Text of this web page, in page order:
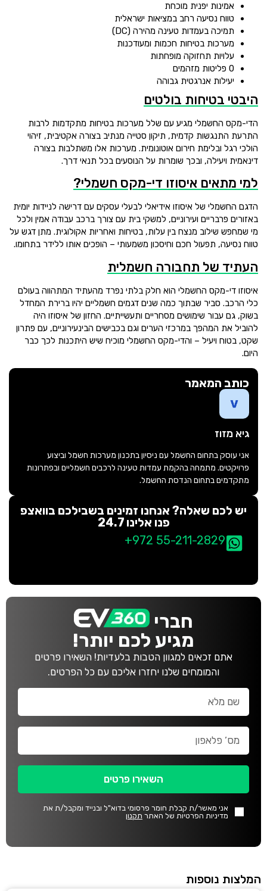
אמינות יפנית מוכחת
טווח נסיעה רחב במציאות ישראלית
תמיכה בעמדות טעינה מהירה (DC)
מערכות בטיחות חכמות ומעודכנות
עלויות תחזוקה מופחתות
0 פליטות מזהמים
יעילות אנרגטית גבוהה
היבטי בטיחות בולטים
הדי-מקס החשמלי מגיע עם שלל מערכות בטיחות מתקדמות לרבות
התרעת התנגשות קדמית, תיקון סטייה מנתיב בצורה אקטיבית, זיהוי
הולכי רגל ובלימת חירום אוטונומית. מערכות אלו משתלבות בצורה
דינאמית ויעילה, ובכך שומרות על הנוסעים בכל תנאי דרך.
למי מתאים איסוזו די-מקס חשמלי?
הדגם החשמלי של איסוזו אידיאלי לבעלי עסקים עם דרישה לניידות יומית
באזורים פרבריים ועירוניים, למשקי בית עם צורך ברכב עבודה אמין ולכל
מי שמחפש שילוב מנצח בין עלות, בטיחות ואחריות אקולוגית. מתן דגש על
טווח נסיעה, תפעול חכם וחיסכון משמעותי – הופכים אותו ללידר בתחומו.
העתיד של תחבורה חשמלית
איסוזו די-מקס החשמלי הוא חלק בלתי נפרד מהעתיד המתהווה בעולם
כלי הרכב. סביר שבתוך כמה שנים דגמים חשמליים יהיו ברירת המחדל
בשוק, גם עבור שימושים מסחריים ותעשייתיים. החזון של איסוזו היה
להוביל את המהפך במרכזי הערים וגם בכבישים הבינעירוניים, עם פתרון
שקט, בטוח ויעיל – והדי-מקס החשמלי מוכיח שיש היתכנות לכך כבר
היום.
כותב המאמר
גיא מזוז
אני עוסק בתחום החשמל עם ניסיון בתכנון מערכות חשמל וביצוע
פרויקטים. מתמחה בהקמת עמדות טעינה לרכבים חשמליים ובפתרונות
מתקדמים בתחום הנדסת החשמל.
יש לכם שאלה? אנחנו זמינים בשבילכם בוואצפ
פנו אלינו 24.7
+972 55-211-2829
חברי
מגיע לכם יותר!
אתם זכאים למגוון הטבות בלעדיות! השאירו פרטים
והמומחים שלנו יחזרו אליכם עם כל הפרטים.
אני מאשר/ת קבלת חומר פרסומי בדוא"ל ובנייד ומקבל/ת את
מדיניות הפרטיות של האתר תקנון
השאירו פרטים
המלצות נוספות